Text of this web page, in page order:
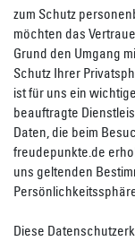
zum Schutz
möchten das
Grund den Umgang
Schutz Ihrer
ist für uns ein
beauftragte
Daten, die beim
freudepunkte.de
uns geltenden
Diese